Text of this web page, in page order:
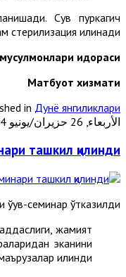
Сув пуркагич
қилинади.
идораси
Матбуот хизмати
in Дунё янгиликлари
الأربعاء, 26 حزيران/يونيو 2024 00:00
ташкил қилинди
семинар ўтказилди.
жамият
эканини
қилинди.